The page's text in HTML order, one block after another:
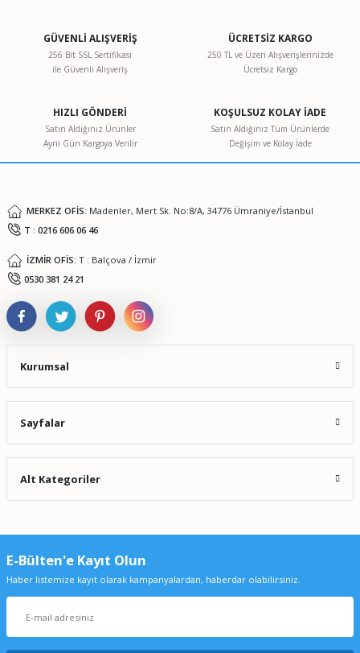
Görüş ve önerileriniz için teşekkür ederiz.
Ürün resmi kalitesiz, bozuk veya görüntülenemiyor.
Ürün bilgilerinde hatalar bulunuyor.
Ürün fiyatı diğer sitelerden daha pahalı.
GÜVENLİ ALIŞVERİŞ
256 Bit SSL Sertifikası
ile Güvenli Alışveriş
ÜCRETSİZ KARGO
250 TL ve Üzeri Alışverişlerinizde
Ücretsiz Kargo
HIZLI GÖNDERİ
Satın Aldığınız Ürünler
Aynı Gün Kargoya Verilir
KOŞULSUZ KOLAY İADE
Satın Aldığınız Tüm Ürünlerde
Değişim ve Kolay İade
MERKEZ OFİS: Madenler, Mert Sk. No:8/A, 34776 Ümraniye/İstanbul
T : 0216 606 06 46
İZMİR OFİS: T : Balçova / İzmir
0530 381 24 21
Kurumsal
Sayfalar
Alt Kategoriler
E-Bülten'e Kayıt Olun
Haber listemize kayıt olarak kampanyalardan, haberdar olabilirsiniz.